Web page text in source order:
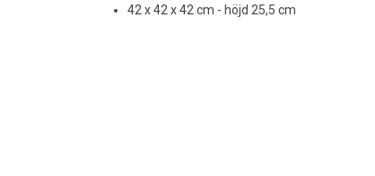
42 x 42 x 42 cm - höjd 25,5 cm